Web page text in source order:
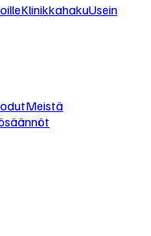
KlinikkahakuUsein
Meistä